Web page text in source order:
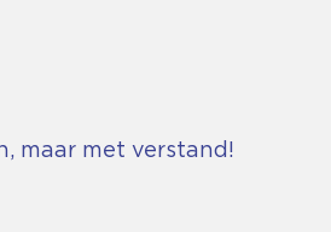
maar met verstand!